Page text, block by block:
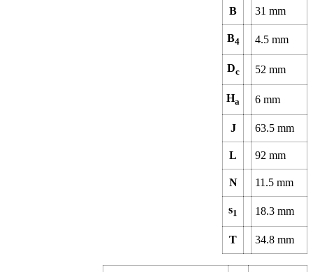
B 31 mm
B4 4.5 mm
Dc 52 mm
Ha 6 mm
J 63.5 mm
L 92 mm
N 11.5 mm
s1 18.3 mm
T 34.8 mm